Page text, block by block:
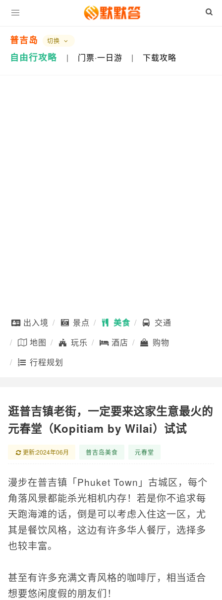
普吉岛 切换
自由行攻略 | 门票·一日游 | 下载攻略
出入境 景点 美食
交通
地图
玩乐 酒店
购物
行程规划
逛普吉镇老街，一定要来这家生意最火的
元春堂（Kopitiam by Wilai）试试
更新:2024年06月 普吉岛美食 元春堂
漫步在普吉镇「Phuket Town」古城区，每个
角落风景都能杀光相机内存！若是你不追求每
天跑海滩的话，倒是可以考虑入住这一区，尤
其是餐饮风格，这边有许多华人餐厅，选择多
也较丰富。
甚至有许多充满文青风格的咖啡厅，相当适合
想要悠闲度假的朋友们！